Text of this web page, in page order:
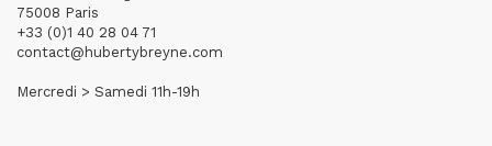
75008 Paris
+33 (0)1 40 28 04 71
contact@hubertybreyne.com
Mercredi > Samedi 11h-19h